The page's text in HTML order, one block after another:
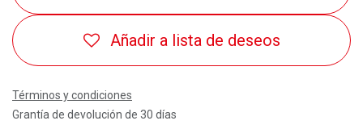
Añadir a lista de deseos
Términos y condiciones
Grantía de devolución de 30 días